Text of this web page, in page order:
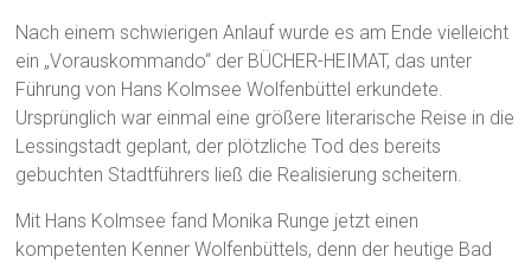
Nach einem schwierigen Anlauf wurde es am Ende vielleicht
ein „Vorauskommando“ der BÜCHER-HEIMAT, das unter
Führung von Hans Kolmsee Wolfenbüttel erkundete.
Ursprünglich war einmal eine größere literarische Reise in die
Lessingstadt geplant, der plötzliche Tod des bereits
gebuchten Stadtführers ließ die Realisierung scheitern.
Mit Hans Kolmsee fand Monika Runge jetzt einen
kompetenten Kenner Wolfenbüttels, denn der heutige Bad